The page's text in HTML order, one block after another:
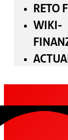
RETO
WIKI-